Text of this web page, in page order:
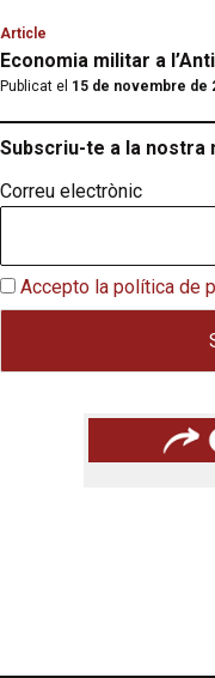
Article
Economia militar a
Publicat el 15 de novembre de
Subscriu-te a la nostra
Correu electrònic
Accepto la política de